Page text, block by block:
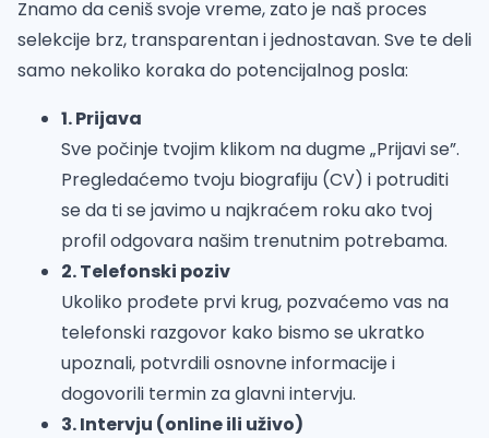
Znamo da ceniš svoje vreme, zato je naš proces
selekcije brz, transparentan i jednostavan. Sve te deli
samo nekoliko koraka do potencijalnog posla:
1. Prijava
Sve počinje tvojim klikom na dugme „Prijavi se”.
Pregledaćemo tvoju biografiju (CV) i potruditi
se da ti se javimo u najkraćem roku ako tvoj
profil odgovara našim trenutnim potrebama.
2. Telefonski poziv
Ukoliko prođete prvi krug, pozvaćemo vas na
telefonski razgovor kako bismo se ukratko
upoznali, potvrdili osnovne informacije i
dogovorili termin za glavni intervju.
3. Intervju (online ili uživo)